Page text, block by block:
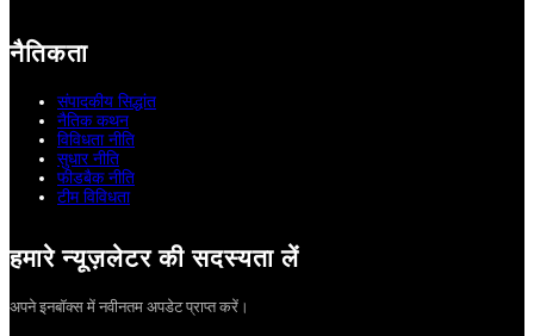
नैतिकता
संपादकीय सिद्धांत
नैतिक कथन
विविधता नीति
सुधार नीति
फीडबैक नीति
टीम विविधता
हमारे न्यूज़लेटर की सदस्यता लें
अपने इनबॉक्स में नवीनतम अपडेट प्राप्त करें।